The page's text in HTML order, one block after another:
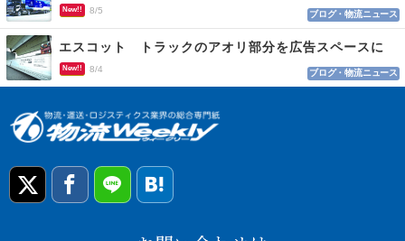
New!! 8/5 ブログ・物流ニュース
エスコット トラックのアオリ部分を広告スペースに
New!! 8/4 ブログ・物流ニュース